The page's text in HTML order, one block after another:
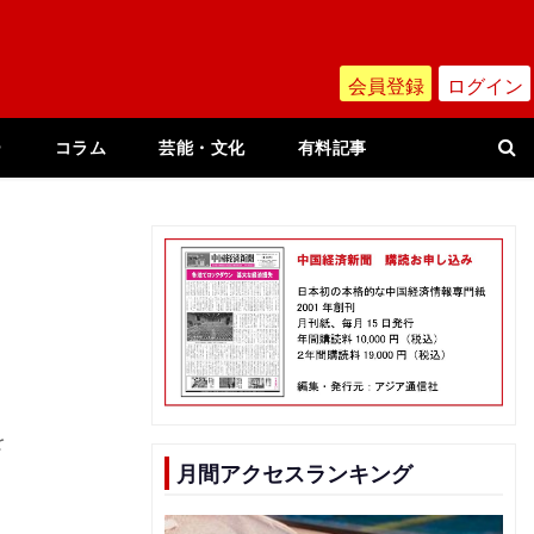
会員登録 ログイン
コラム 芸能・文化 有料記事
月間アクセスランキング